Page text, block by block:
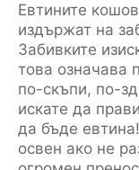
Евтините
издържат на
Забивките
това означава
по-скъпи, по-
искате да
да бъде
освен ако не